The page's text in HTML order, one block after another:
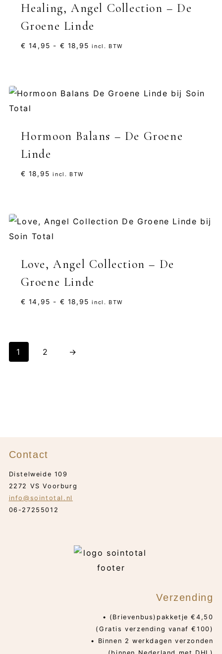
Healing, Angel Collection – De
Groene Linde
€ 14,95 - € 18,95 Prijsklasse:
incl. BTW
Hormoon Balans – De Groene
Linde
€ 18,95 incl. BTW
Love, Angel Collection – De
Groene Linde
€ 14,95 - € 18,95 Prijsklasse:
incl. BTW
1 2 →
Contact
Distelweide 109
2272 VS Voorburg
info@sointotal.nl
06-27255012
Verzending
• (Brievenbus)pakketje €4,50
(Gratis verzending vanaf €100)
• Binnen 2 werkdagen verzonden